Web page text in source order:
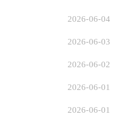
2026-06-04
2026-06-03
2026-06-02
2026-06-01
2026-06-01